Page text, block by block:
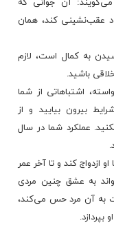
آن جوانی که
عقب‌نشینی کند، همان
به کمال است، لازم
باشید​.
اشتباهاتی از شما
بیرون بیایید و از
عملکرد شما در سال
کند و تا آخر عمر
به عشق چنین مردی
به آن مرد حس می‌کند،